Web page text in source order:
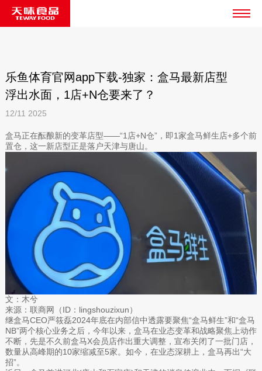
乐鱼体育官网app下载-独家：盒马最新店型
浮出水面，1店+N仓要来了？
12/11 2025
盒马正在酝酿新的变革店型——“1店+N仓”，即1家盒马鲜生店+多个前
置仓，这一新店型正是落户天津与唐山。
文：木兮
来源：联商网（ID：lingshouzixun）
继盒马CEO严筱磊2024年底在内部信中透露要聚焦“盒马鲜生”和“盒马
NB”两个核心业务之后，今年以来，盒马在业态变革和战略聚焦上动作
不断，先是不久前盒马X会员店作出重大调整，宣布关闭了一批门店，
数量从高峰期的10家缩减至5家。如今，在业态深耕上，盒马再出“大
招”。